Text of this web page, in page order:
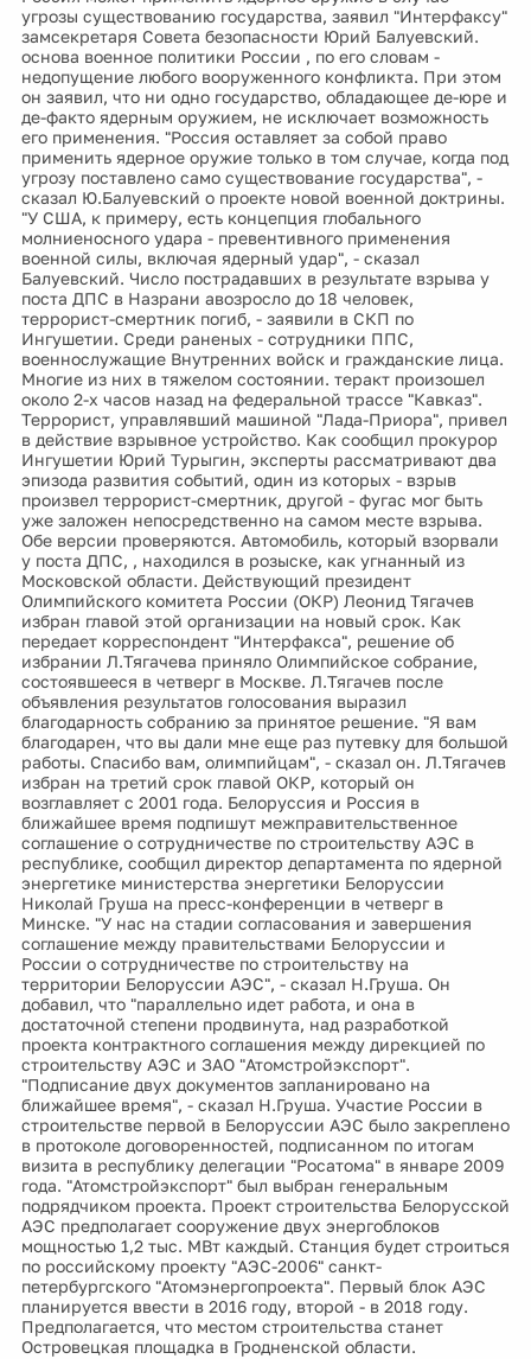
угрозы существованию государства, заявил "Интерфаксу"
замсекретаря Совета безопасности Юрий Балуевский.
основа военное политики России , по его словам -
недопущение любого вооруженного конфликта. При этом
он заявил, что ни одно государство, обладающее де-юре и
де-факто ядерным оружием, не исключает возможность
его применения. "Россия оставляет за собой право
применить ядерное оружие только в том случае, когда под
угрозу поставлено само существование государства", -
сказал Ю.Балуевский о проекте новой военной доктрины.
"У США, к примеру, есть концепция глобального
молниеносного удара - превентивного применения
военной силы, включая ядерный удар", - сказал
Балуевский. Число пострадавших в результате взрыва у
поста ДПС в Назрани авозросло до 18 человек,
террорист-смертник погиб, - заявили в СКП по
Ингушетии. Среди раненых - сотрудники ППС,
военнослужащие Внутренних войск и гражданские лица.
Многие из них в тяжелом состоянии. теракт произошел
около 2-х часов назад на федеральной трассе "Кавказ".
Террорист, управлявший машиной "Лада-Приора", привел
в действие взрывное устройство. Как сообщил прокурор
Ингушетии Юрий Турыгин, эксперты рассматривают два
эпизода развития событий, один из которых - взрыв
произвел террорист-смертник, другой - фугас мог быть
уже заложен непосредственно на самом месте взрыва.
Обе версии проверяются. Автомобиль, который взорвали
у поста ДПС, , находился в розыске, как угнанный из
Московской области. Действующий президент
Олимпийского комитета России (ОКР) Леонид Тягачев
избран главой этой организации на новый срок. Как
передает корреспондент "Интерфакса", решение об
избрании Л.Тягачева приняло Олимпийское собрание,
состоявшееся в четверг в Москве. Л.Тягачев после
объявления результатов голосования выразил
благодарность собранию за принятое решение. "Я вам
благодарен, что вы дали мне еще раз путевку для большой
работы. Спасибо вам, олимпийцам", - сказал он. Л.Тягачев
избран на третий срок главой ОКР, который он
возглавляет с 2001 года. Белоруссия и Россия в
ближайшее время подпишут межправительственное
соглашение о сотрудничестве по строительству АЭС в
республике, сообщил директор департамента по ядерной
энергетике министерства энергетики Белоруссии
Николай Груша на пресс-конференции в четверг в
Минске. "У нас на стадии согласования и завершения
соглашение между правительствами Белоруссии и
России о сотрудничестве по строительству на
территории Белоруссии АЭС", - сказал Н.Груша. Он
добавил, что "параллельно идет работа, и она в
достаточной степени продвинута, над разработкой
проекта контрактного соглашения между дирекцией по
строительству АЭС и ЗАО "Атомстройэкспорт".
"Подписание двух документов запланировано на
ближайшее время", - сказал Н.Груша. Участие России в
строительстве первой в Белоруссии АЭС было закреплено
в протоколе договоренностей, подписанном по итогам
визита в республику делегации "Росатома" в январе 2009
года. "Атомстройэкспорт" был выбран генеральным
подрядчиком проекта. Проект строительства Белорусской
АЭС предполагает сооружение двух энергоблоков
мощностью 1,2 тыс. МВт каждый. Станция будет строиться
по российскому проекту "АЭС-2006" санкт-
петербургского "Атомэнергопроекта". Первый блок АЭС
планируется ввести в 2016 году, второй - в 2018 году.
Предполагается, что местом строительства станет
Островецкая площадка в Гродненской области.